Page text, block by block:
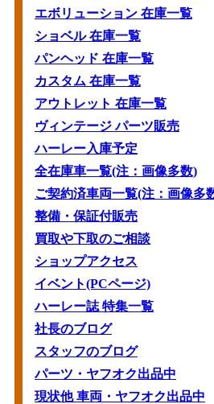
エボリューション 在庫一覧
ショベル 在庫一覧
パンヘッド 在庫一覧
カスタム 在庫一覧
アウトレット 在庫一覧
ヴィンテージ パーツ販売
ハーレー入庫予定
全在庫車一覧(注：画像多数)
ご契約済車両一覧(注：画像多
整備・保証付販売
買取や下取のご相談
ショップアクセス
イベント(PCページ)
ハーレー誌 特集一覧
社長のブログ
スタッフのブログ
パーツ・ヤフオク出品中
現状他 車両・ヤフオク出品中